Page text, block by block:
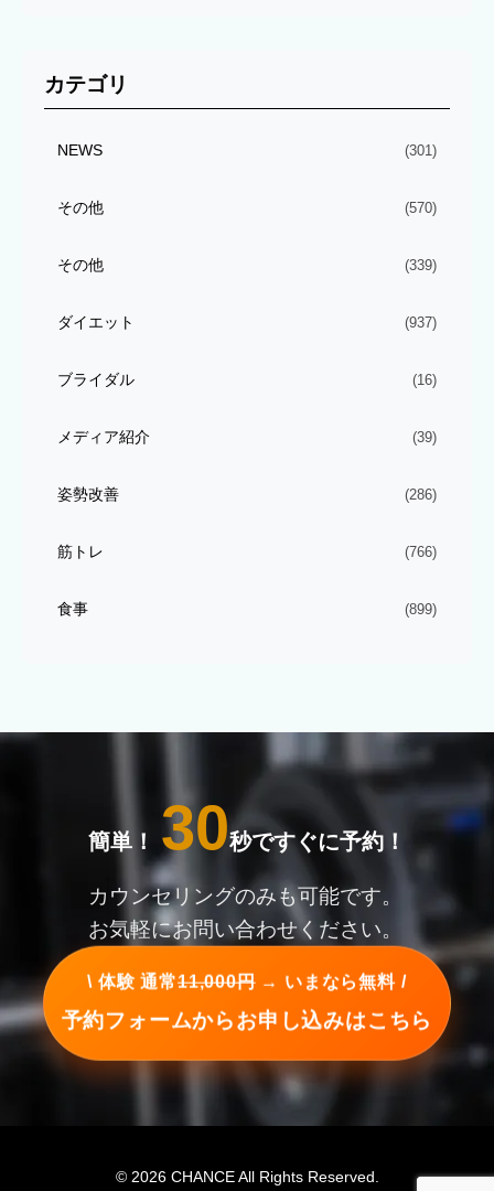
カテゴリ
NEWS (301)
その他 (570)
その他 (339)
ダイエット (937)
ブライダル (16)
メディア紹介 (39)
姿勢改善 (286)
筋トレ (766)
食事 (899)
簡単！ 30秒ですぐに予約！
カウンセリングのみも可能です。
お気軽にお問い合わせください。
\ 体験 通常11,000円→ いまなら無料 /
予約フォームからお申し込みはこちら
© 2026 CHANCE All Rights Reserved.